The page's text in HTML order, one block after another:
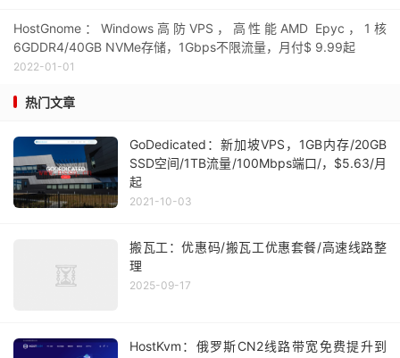
HostGnome：Windows高防VPS，高性能AMD Epyc，1核
6GDDR4/40GB NVMe存储，1Gbps不限流量，月付$ 9.99起
2022-01-01
热门文章
GoDedicated：新加坡VPS，1GB内存/20GB
SSD空间/1TB流量/100Mbps端口/，$5.63/月
起
2021-10-03
搬瓦工：优惠码/搬瓦工优惠套餐/高速线路整
理
2025-09-17
HostKvm：俄罗斯CN2线路带宽免费提升到